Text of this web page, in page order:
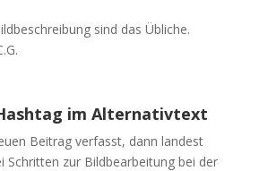
sind das Übliche.
im Alternativtext
Beitrag verfasst, dann landest
Schritten zur Bildbearbeitung bei der